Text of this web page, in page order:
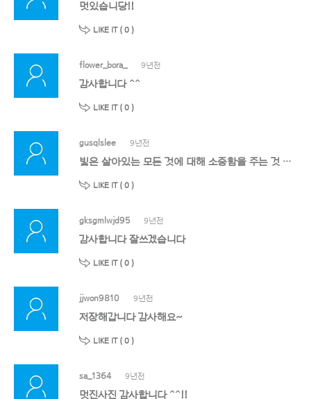
멋있습니당!!
LIKE IT ( 0 )
flower_bora_ 9년전
감사합니다 ^^
LIKE IT ( 0 )
gusqlslee 9년전
빛은 살아있는 모든 것에 대해 소중함을 주는 것 같아요
LIKE IT ( 0 )
gksgmlwjd95 9년전
감사합니다 잘쓰겠습니다
LIKE IT ( 0 )
jjwon9810 9년전
저장해갑니다 감사해요~
LIKE IT ( 0 )
sa_1364 9년전
멋진사진 감사합니다 ^^!!